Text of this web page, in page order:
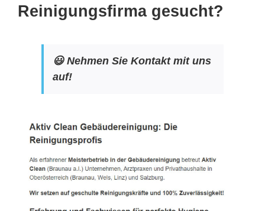
Reinigungsfirma gesucht?
😃 Nehmen Sie Kontakt mit uns
auf!